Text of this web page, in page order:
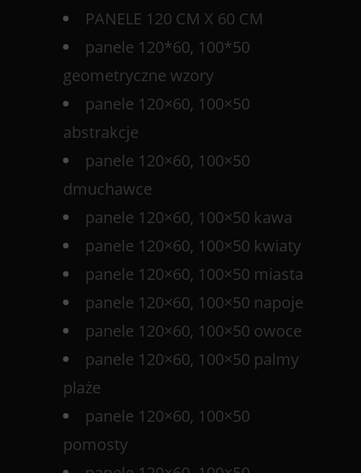
PANELE 120 CM X 60 CM
panele 120*60, 100*50
geometryczne wzory
panele 120×60, 100×50
abstrakcje
panele 120×60, 100×50
dmuchawce
panele 120×60, 100×50 kawa
panele 120×60, 100×50 kwiaty
panele 120×60, 100×50 miasta
panele 120×60, 100×50 napoje
panele 120×60, 100×50 owoce
panele 120×60, 100×50 palmy
plaże
panele 120×60, 100×50
pomosty